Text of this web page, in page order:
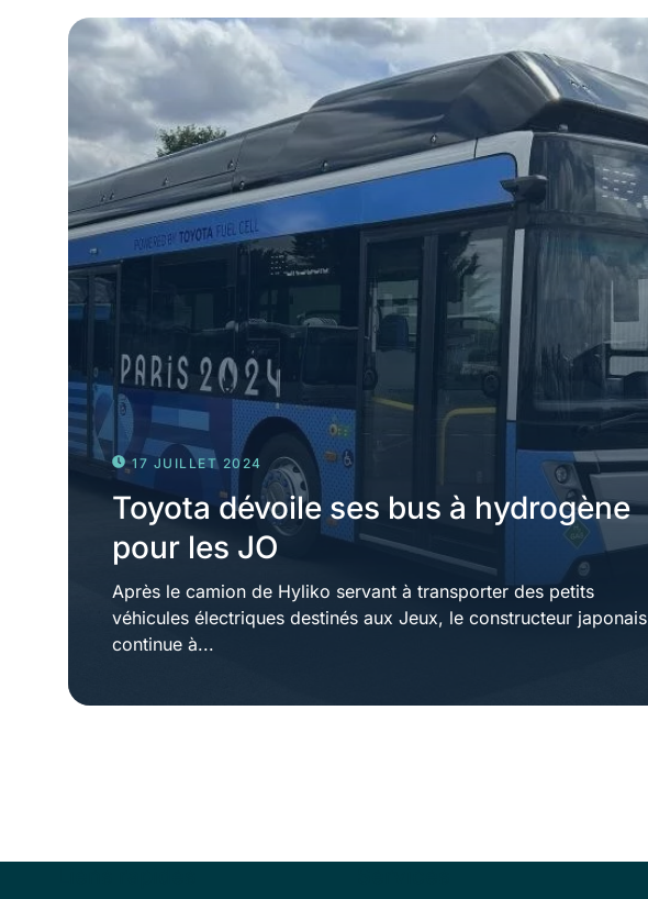
17 JUILLET 2024
Toyota dévoile ses bus à hydrogène
pour les JO
Après le camion de Hyliko servant à transporter des petits
véhicules électriques destinés aux Jeux, le constructeur japonais
continue à...